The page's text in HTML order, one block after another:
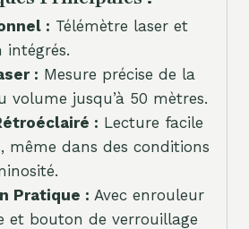
: Télémètre laser et
intégrés.
: Mesure précise de la
volume jusqu’à 50 mètres.
: Lecture facile
même dans des conditions
Pratique : Avec enrouleur
et bouton de verrouillage